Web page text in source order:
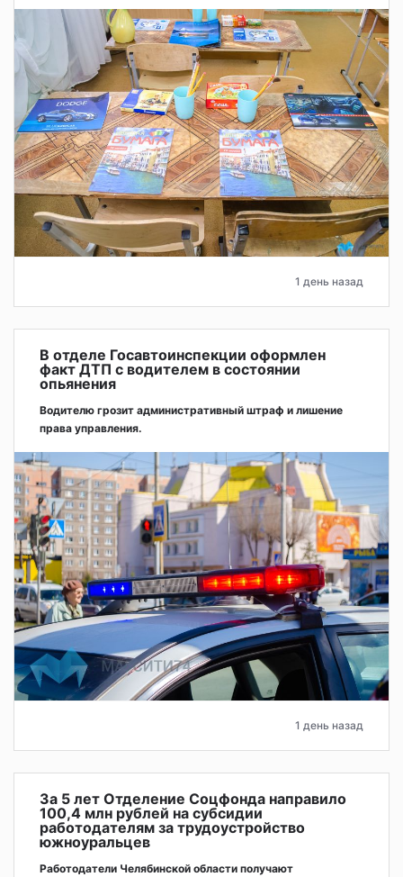
1 день назад
В отделе Госавтоинспекции оформлен
факт ДТП с водителем в состоянии
опьянения
Водителю грозит административный штраф и лишение
права управления.
1 день назад
За 5 лет Отделение Соцфонда направило
100,4 млн рублей на субсидии
работодателям за трудоустройство
южноуральцев
Работодатели Челябинской области получают